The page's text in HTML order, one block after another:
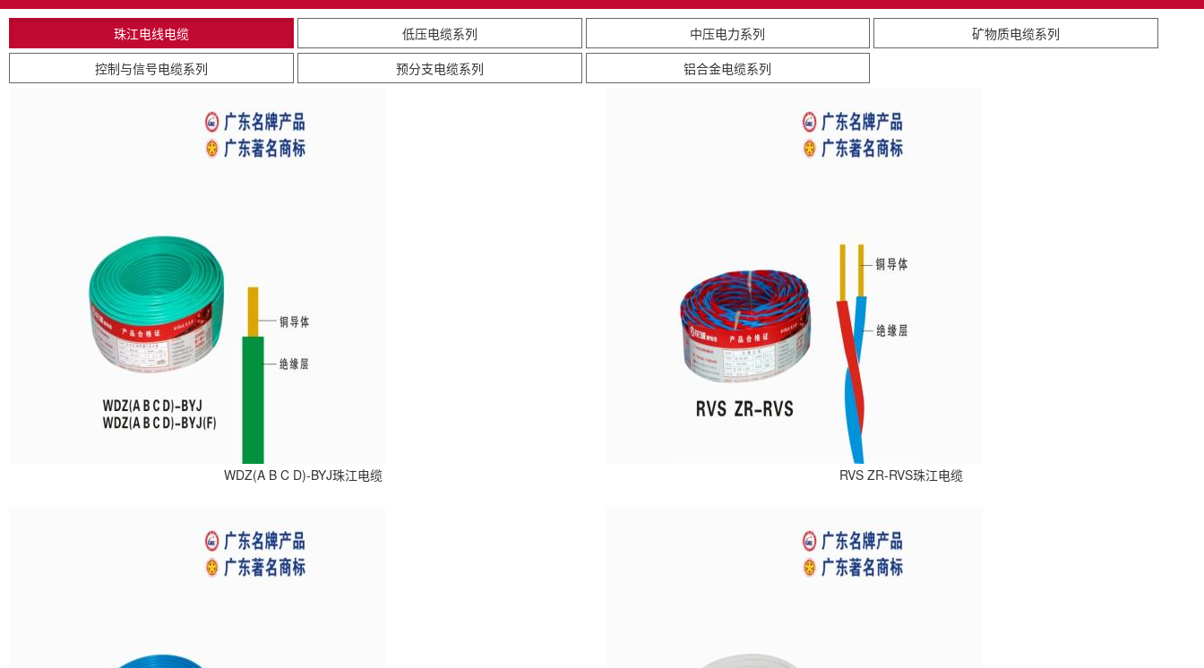
珠江电线电缆 低压电缆系列 中压电力系列
矿物质电缆系列
控制与信号电缆系列
预分支电缆系列 铝合金电缆系列
WDZ(A B C D)-BYJ珠江电缆 RVS ZR-RVS珠江电缆